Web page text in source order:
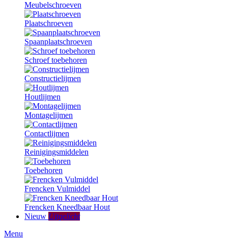
Meubelschroeven
Plaatschroeven
Spaanplaatschroeven
Schroef toebehoren
Constructielijmen
Houtlijmen
Montagelijmen
Contactlijmen
Reinigingsmiddelen
Toebehoren
Frencken Vulmiddel
Frencken Kneedbaar Hout
Nieuw Uitgelicht
Menu